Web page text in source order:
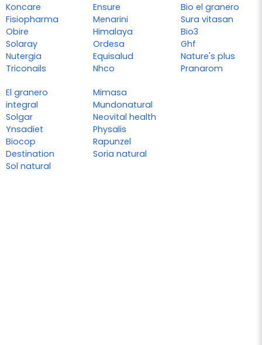
Koncare
Fisiopharma
Obire
Solaray
Nutergia
Triconails
Ensure
Menarini
Himalaya
Ordesa
Equisalud
Nhco
Bio el granero
Sura vitasan
Bio3
Ghf
Nature's plus
Pranarom
El granero
integral
Solgar
Ynsadiet
Biocop
Destination
Sol natural
Mimasa
Mundonatural
Neovital health
Physalis
Rapunzel
Soria natural